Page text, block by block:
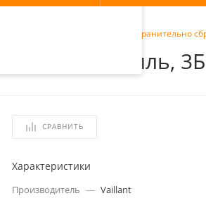
Vaillant Предохранительно
вентиль,
СРАВНИТЬ
Характеристики
Производитель — Vaillant